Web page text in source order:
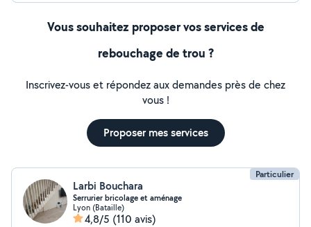
Vous souhaitez proposer vos services de
rebouchage de trou ?
Inscrivez-vous et répondez aux demandes près de chez
vous !
Proposer mes services
Particulier
Larbi Bouchara
Serrurier bricolage et aménage
Lyon (Bataille)
4,8/5 (110 avis)